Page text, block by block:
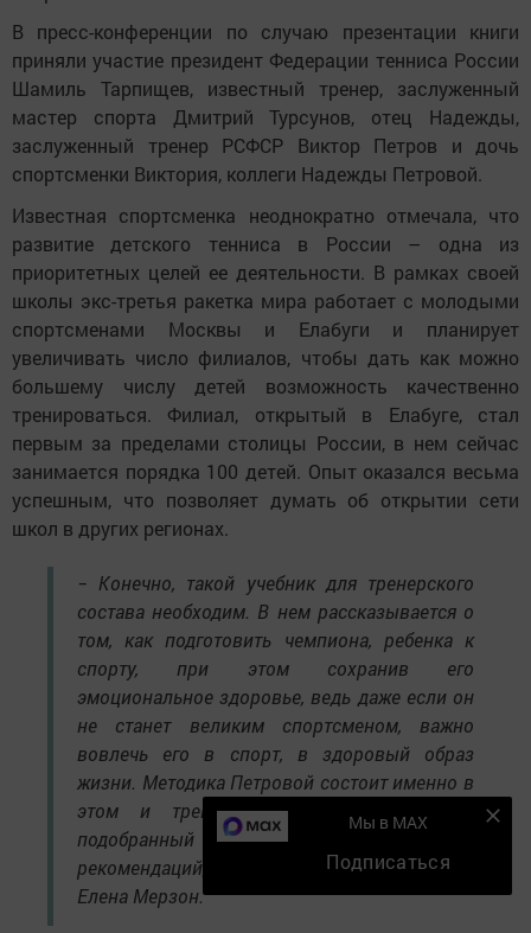
Напомним, школа была открыта в Елабуге в октябре
прошлого года по инициативе Рустема Нуриева. В июне
2024 года на полях Петербургского международного
экономического форума было подписано
трехстороннее соглашение о сотрудничестве в области
развития большого тенниса в Елабужском районе и
создании филиала школы. Подпись под документом
поставили Рустем Нуриев, министр спорта РТ
Владимир Леонов и экс-третья ракетка мира, бронзовая
призерка Олимпийских игр в Лондоне Надежда
Петрова.
В пресс-конференции по случаю презентации книги
приняли участие президент Федерации тенниса России
Шамиль Тарпищев, известный тренер, заслуженный
мастер спорта Дмитрий Турсунов, отец Надежды,
заслуженный тренер РСФСР Виктор Петров и дочь
спортсменки Виктория, коллеги Надежды Петровой.
Известная спортсменка неоднократно отмечала, что
развитие детского тенниса в России – одна из
приоритетных целей ее деятельности. В рамках своей
школы экс-третья ракетка мира работает с молодыми
спортсменами Москвы и Елабуги и планирует
увеличивать число филиалов, чтобы дать как можно
большему числу детей возможность качественно
тренироваться. Филиал, открытый в Елабуге, стал
первым за пределами столицы России, в нем сейчас
занимается порядка 100 детей. Опыт оказался весьма
успешным, что позволяет думать об открытии сети
школ в других регионах.
− Конечно, такой учебник для тренерского
Мы в MAX
Подписаться